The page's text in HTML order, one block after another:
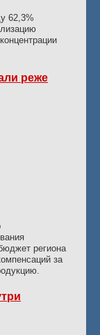
62,3%
реже
региона
за